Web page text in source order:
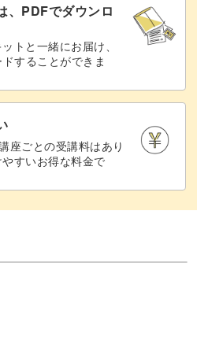
だけると思います。
みてくださいね♪
、PDFでダウンロ
トと一緒にお届け、
することができま
座ごとの受講料はあり
すいお得な料金で